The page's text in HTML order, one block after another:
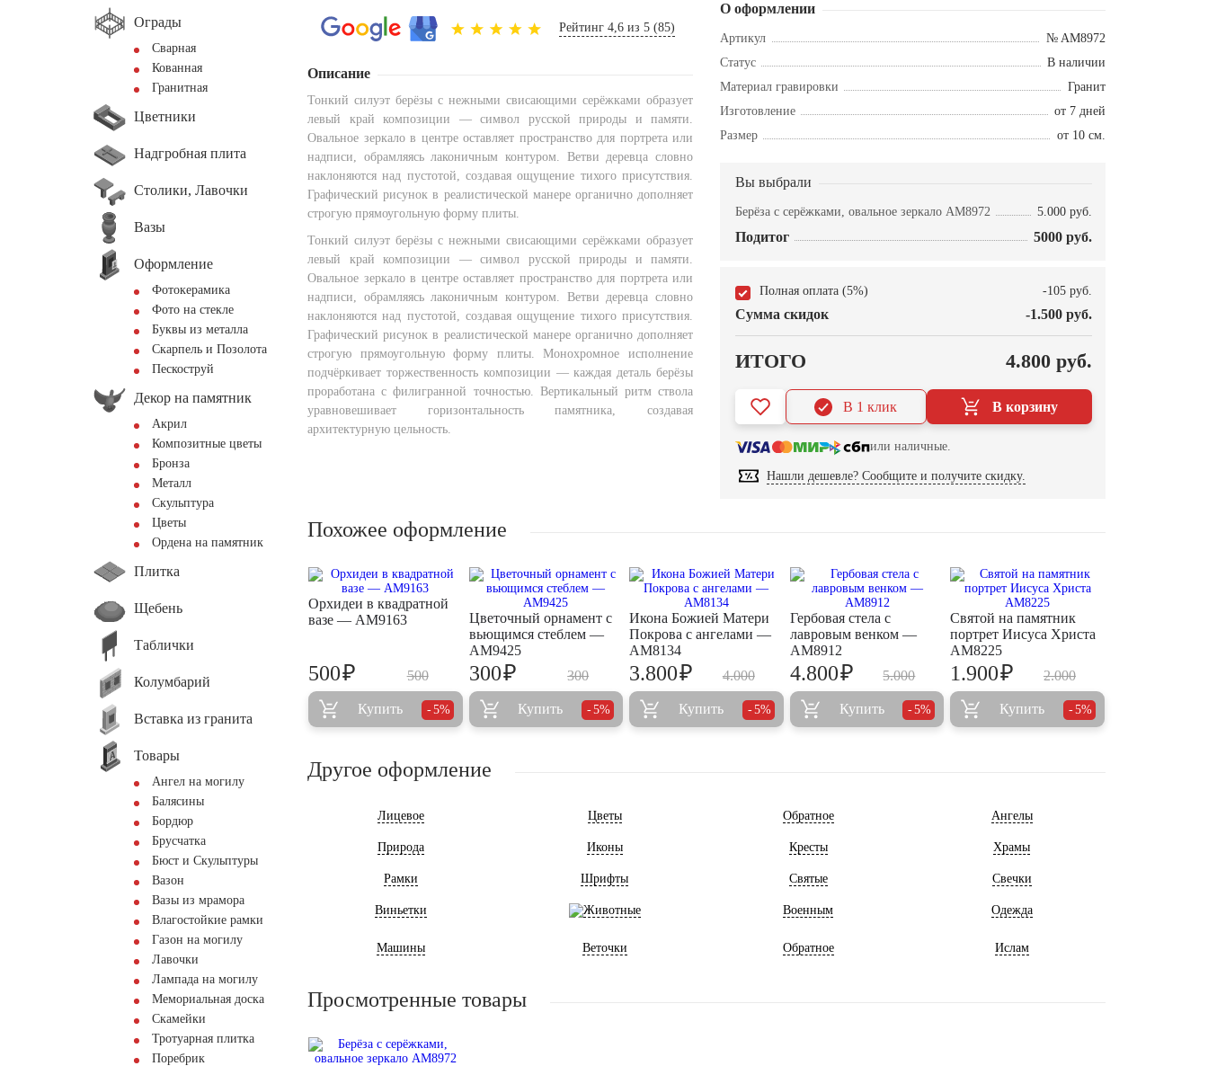
Ограды
Сварная
Кованная
Гранитная
Цветники
Надгробная плита
Столики, Лавочки
Вазы
Оформление
Фотокерамика
Фото на стекле
Буквы из металла
Скарпель и Позолота
Пескоструй
Декор на памятник
Акрил
Композитные цветы
Бронза
Металл
Скульптура
Цветы
Ордена на памятник
Плитка
Щебень
Таблички
Колумбарий
Вставка из гранита
Товары
Ангел на могилу
Балясины
Бордюр
Брусчатка
Бюст и Скульптуры
Вазон
Вазы из мрамора
Влагостойкие рамки
Газон на могилу
Лавочки
Лампада на могилу
Мемориальная доска
Скамейки
Тротуарная плитка
Поребрик
Рейтинг 4,6 из 5 (85)
Описание
Тонкий силуэт берёзы с нежными свисающими серёжками образует
левый край композиции — символ русской природы и памяти.
Овальное зеркало в центре оставляет пространство для портрета или
надписи, обрамляясь лаконичным контуром. Ветви деревца словно
наклоняются над пустотой, создавая ощущение тихого присутствия.
Графический рисунок в реалистической манере органично дополняет
строгую прямоугольную форму плиты.
Тонкий силуэт берёзы с нежными свисающими серёжками образует
левый край композиции — символ русской природы и памяти.
Овальное зеркало в центре оставляет пространство для портрета или
надписи, обрамляясь лаконичным контуром. Ветви деревца словно
наклоняются над пустотой, создавая ощущение тихого присутствия.
Графический рисунок в реалистической манере органично дополняет
строгую прямоугольную форму плиты. Монохромное исполнение
подчёркивает торжественность композиции — каждая деталь берёзы
проработана с филигранной точностью. Вертикальный ритм ствола
уравновешивает горизонтальность памятника, создавая
архитектурную цельность.
О оформлении
Артикул
№ AM8972
Статус
В наличии
Материал гравировки
Гранит
Изготовление
от 7 дней
Размер
от 10 см.
Вы выбрали
Берёза с серёжками, овальное зеркало AM8972 5.000 руб.
Подитог 5000 руб.
Полная оплата (5%) -105 руб.
Сумма скидок -1.500 руб.
ИТОГО 4.800 руб.
В корзину
В 1 клик
или наличные.
Нашли дешевле? Сообщите и получите скидку.
Похожее оформление
Орхидеи в квадратной
вазе — AM9163
500
500₽
Купить 5%
Цветочный орнамент с
вьющимся стеблем —
AM9425
300
300₽
Купить 5%
Икона Божией Матери
Покрова с ангелами —
AM8134
4.000
3.800₽
Купить 5%
Герб­овая стела с
лавровым венком —
AM8912
5.000
4.800₽
Купить 5%
Святой на памятник
портрет Иисуса Христа
AM8225
2.000
1.900₽
Купить 5%
Другое оформление
Лицевое Цветы Обратное Ангелы
Природа Иконы Кресты Храмы
Рамки Шрифты Святые Свечки
Виньетки Животные Военным Одежда
Машины Веточки Обратное Ислам
Просмотренные товары